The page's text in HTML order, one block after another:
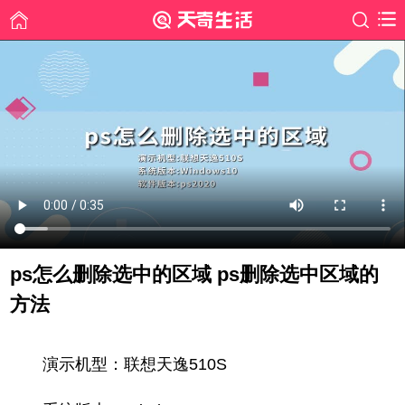
ps怎么删除选中的区域 ps删除选中区域的
方法
演示机型：联想天逸510S